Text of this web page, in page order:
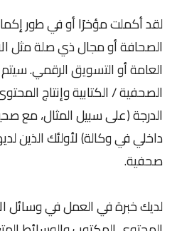
لقد أكملت مؤخرًا أو في طور
الصحافة أو مجال ذي صلة مثل
العامة أو التسويق الرقمي.
الصحفية / الكتابية وإنتاج
الدرجة (على سبيل المثال، مع
داخلي في وكالة) لأولئك الذين
صحفية.
لديك خبرة في العمل في وسائل